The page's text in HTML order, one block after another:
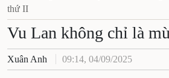
thứ II
Vu Lan không chỉ là
Xuân Anh 09:14, 04/09/2025